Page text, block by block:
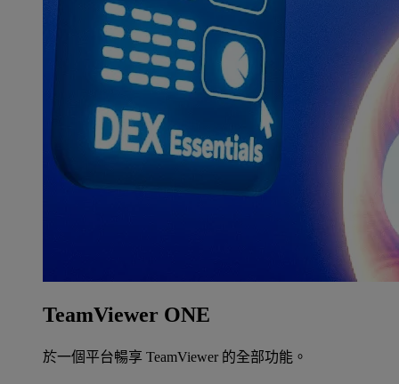
TeamViewer ONE
於一個平台暢享 TeamViewer 的全部功能。